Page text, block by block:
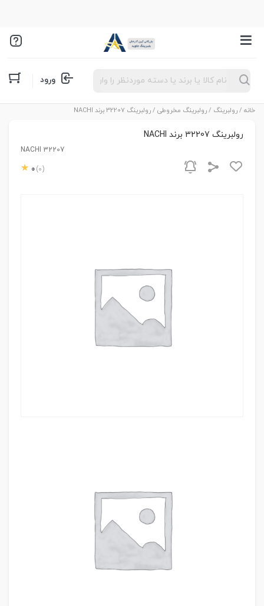
Products
search ورود
خانه /رولبرینگ /رولبرینگ مخروطی / رولبرینگ 32207 برند NACHI
رولبرینگ 32207 برند NACHI
NACHI 32207
0 (0)